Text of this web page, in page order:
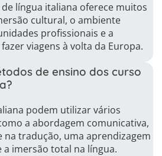
língua italiana oferece muitos
cultural, o ambiente
profissionais e a
viagens à volta da Europa.
de ensino dos curso
podem utilizar vários
a abordagem comunicativa,
na tradução, uma aprendizagem
a imersão total na língua.